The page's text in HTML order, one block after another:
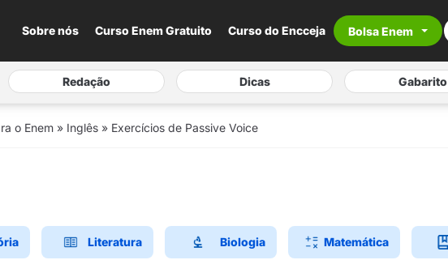
Sobre nós Curso Enem Gratuito Curso do Encceja Bolsa Enem
Redação Dicas Gabarito
o Enem » Inglês » Exercícios de Passive Voice
Literatura Biologia Matemática